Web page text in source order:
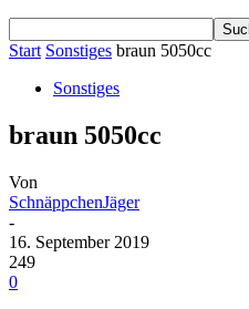
Start Sonstiges braun 5050cc
Sonstiges
braun 5050cc
Von
SchnäppchenJäger
-
16. September 2019
249
0